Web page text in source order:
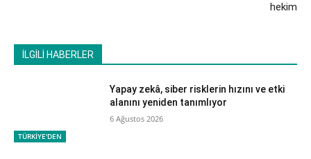
hekim
İLGİLİ HABERLER
TÜRKİYE'DEN
Yapay zekâ, siber risklerin hızını ve etki
alanını yeniden tanımlıyor
6 Ağustos 2026